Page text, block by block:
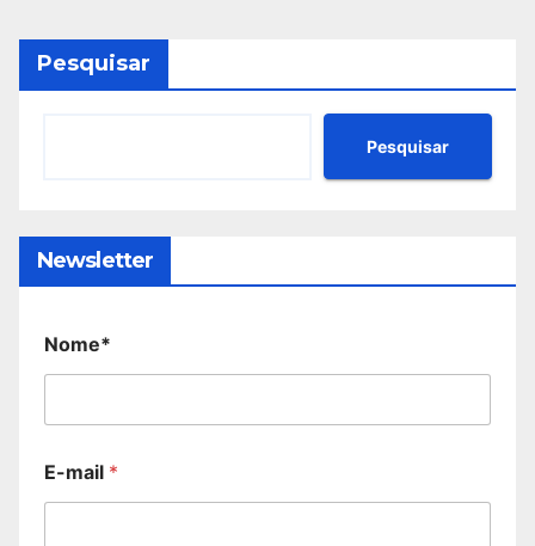
Pesquisar
Pesquisar
Newsletter
Nome*
E-mail *